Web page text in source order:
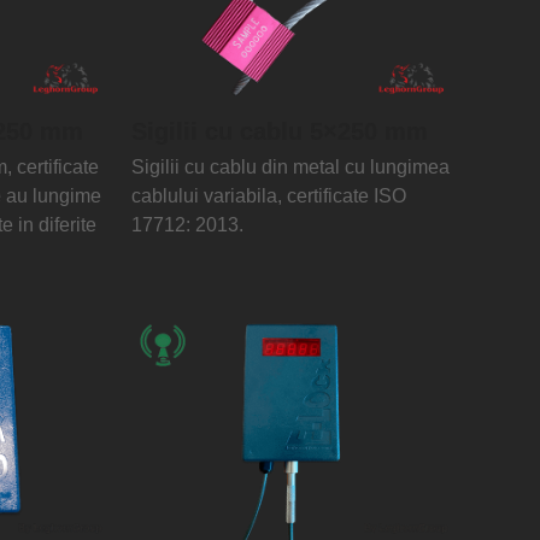
certificate
au lungime
in diferite
Sigilii cu cablu din metal cu lungimea
cablului variabila, certificate ISO
17712: 2013.